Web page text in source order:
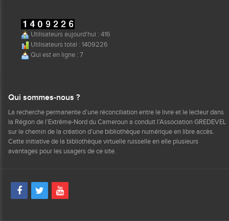
Utilisateurs aujourd'hui : 416
Utilisateurs total : 1409226
Qui est en ligne : 7
Qui sommes-nous ?
La recherche permanente d’une réconciliation entre le livre et le lecteur dans
la Région de l’Extrême-Nord du Cameroun a conduit l’Association GREDEVEL
sur le chemin de la création d’une bibliothèque numérique en libre accès.
Cette initiative de la bibliothèque virtuelle ruisselle en elle plusieurs
avantages pour les usagers de ce site.